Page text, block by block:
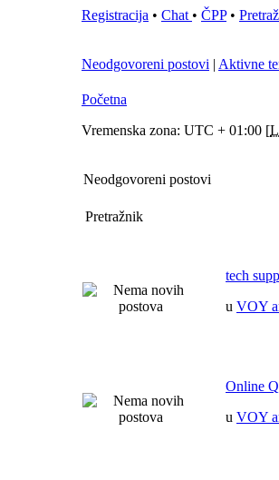
Registracija • Chat • ČPP•
Neodgovoreni postovi | Aktivne
Početna
Vremenska zona: UTC + 01:00 [
Neodgovoreni postovi
Pretražnik
tech
u VOY
Online
u VOY